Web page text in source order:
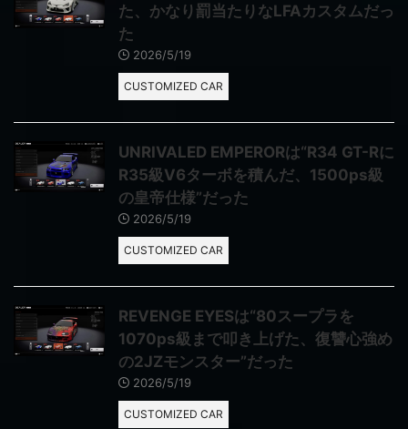
た、かなり罰当たりなLFAカスタムだっ
た
2026/5/19
CUSTOMIZED CAR
UNRIVALED EMPERORは“R34 GT-Rに
R35級V6ターボを積んだ、1500ps級
の皇帝仕様”だった
2026/5/19
CUSTOMIZED CAR
REVENGE EYESは“80スープラを
1070ps級まで叩き上げた、復讐心強め
の2JZモンスター”だった
2026/5/19
CUSTOMIZED CAR